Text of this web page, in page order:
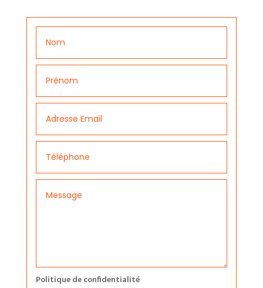
Politique de confidentialité